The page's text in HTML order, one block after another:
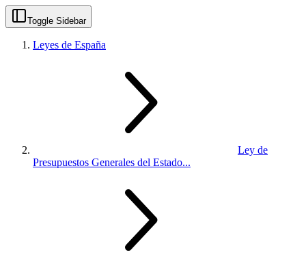
Toggle Sidebar
Leyes de España
Ley de
Presupuestos Generales del Estado...